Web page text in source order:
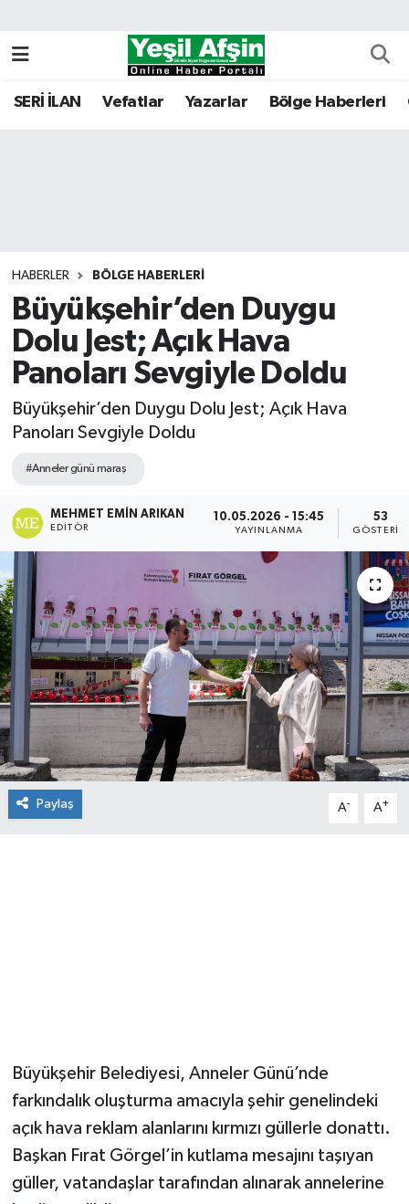
SERİ İLAN Vefatlar Yazarlar Bölge Haberleri
HABERLER BÖLGE HABERLERI
Büyükşehir’den Duygu
Dolu Jest; Açık Hava
Panoları Sevgiyle Doldu
Büyükşehir’den Duygu Dolu Jest; Açık Hava
Panoları Sevgiyle Doldu
#Anneler günü maraş
MEHMET EMIN ARIKAN
EDITÖR
10.05.2026 - 15:45
YAYINLANMA
53
GÖSTERIM
Paylaş A- A+
Büyükşehir Belediyesi, Anneler Günü’nde
farkındalık oluşturma amacıyla şehir genelindeki
açık hava reklam alanlarını kırmızı güllerle donattı.
Başkan Fırat Görgel’in kutlama mesajını taşıyan
güller, vatandaşlar tarafından alınarak annelerine
Kahramanmaraş Nöbetçi Eczaneler
Tüm Manşetler
Son Dakika Haberleri